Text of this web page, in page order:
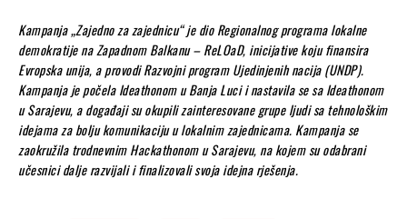
Kampanja „Zajedno za zajednicu“ je dio Regionalnog programa lokalne
demokratije na Zapadnom Balkanu – ReLOaD, inicijative koju finansira
Evropska unija, a provodi Razvojni program Ujedinjenih nacija (UNDP).
Kampanja je počela Ideathonom u Banja Luci i nastavila se sa Ideathonom
u Sarajevu, a događaji su okupili zainteresovane grupe ljudi sa tehnološkim
idejama za bolju komunikaciju u lokalnim zajednicama. Kampanja se
zaokružila trodnevnim Hackathonom u Sarajevu, na kojem su odabrani
učesnici dalje razvijali i finalizovali svoja idejna rješenja.